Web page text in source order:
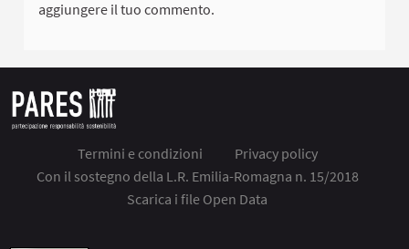
aggiungere il tuo commento.
Termini e condizioni
Privacy policy
Con il sostegno della L.R. Emilia-Romagna n. 15/2018
Scarica i file Open Data